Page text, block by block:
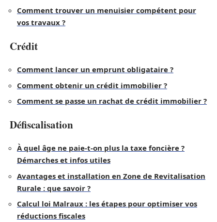
Comment trouver un menuisier compétent pour
vos travaux ?
Crédit
Comment lancer un emprunt obligataire ?
Comment obtenir un crédit immobilier ?
Comment se passe un rachat de crédit immobilier ?
Défiscalisation
À quel âge ne paie-t-on plus la taxe foncière ?
Démarches et infos utiles
Avantages et installation en Zone de Revitalisation
Rurale : que savoir ?
Calcul loi Malraux : les étapes pour optimiser vos
réductions fiscales